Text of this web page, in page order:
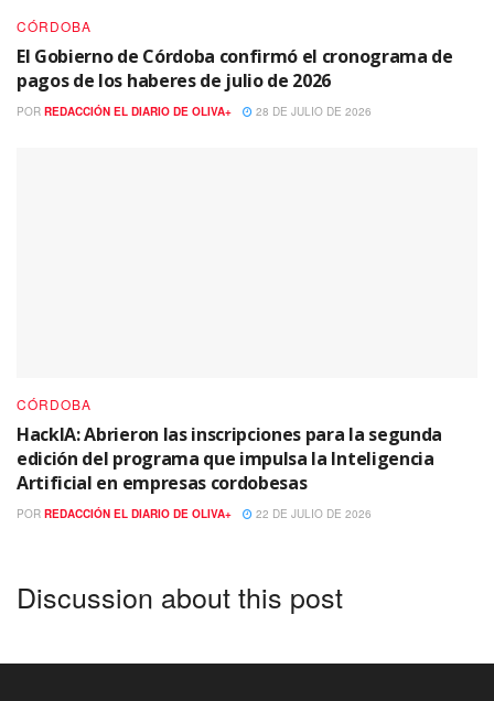
CÓRDOBA
El Gobierno de Córdoba confirmó el cronograma de
pagos de los haberes de julio de 2026
POR REDACCIÓN EL DIARIO DE OLIVA+ 28 DE JULIO DE 2026
CÓRDOBA
HackIA: Abrieron las inscripciones para la segunda
edición del programa que impulsa la Inteligencia
Artificial en empresas cordobesas
POR REDACCIÓN EL DIARIO DE OLIVA+ 22 DE JULIO DE 2026
Discussion about this post